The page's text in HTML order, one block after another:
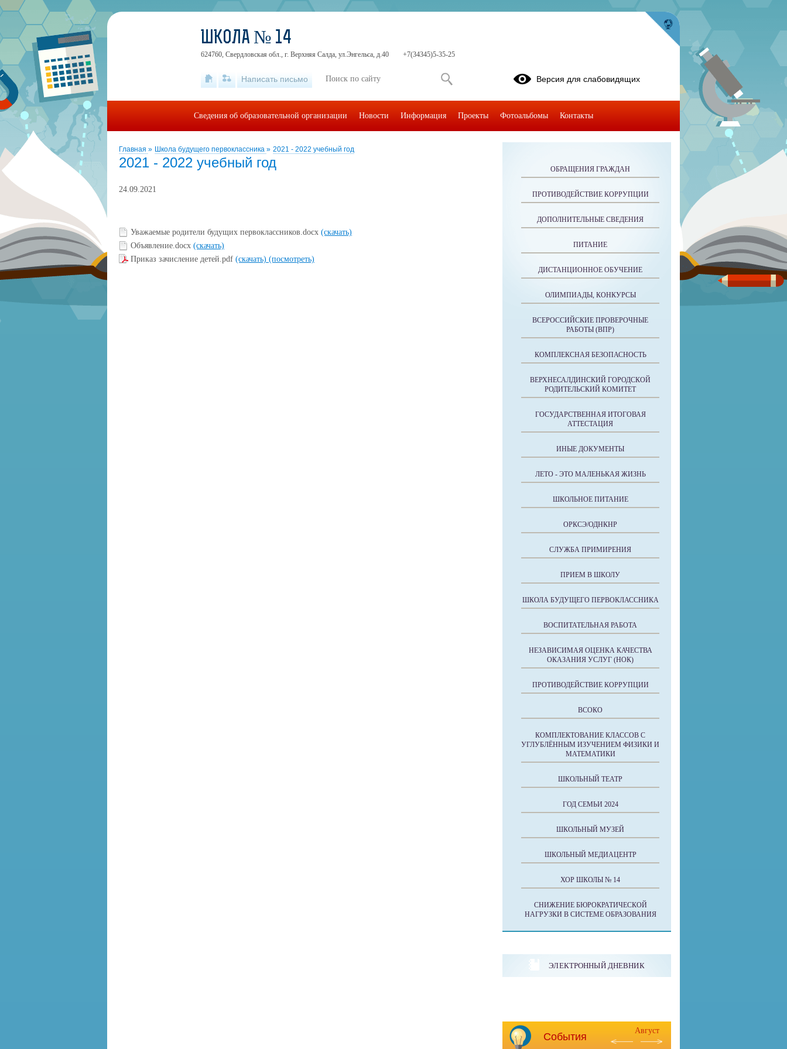
Главная » Школа будущего первоклассника » 2021 - 2022 учебный год
2021 - 2022 учебный год
24.09.2021
Уважаемые родители будущих первоклассников.docx (скачать)
Объявление.docx (скачать)
Приказ зачисление детей.pdf (скачать) (посмотреть)
ОБРАЩЕНИЯ ГРАЖДАН
ПРОТИВОДЕЙСТВИЕ КОРРУПЦИИ
ДОПОЛНИТЕЛЬНЫЕ СВЕДЕНИЯ
ПИТАНИЕ
ДИСТАНЦИОННОЕ ОБУЧЕНИЕ
ОЛИМПИАДЫ, КОНКУРСЫ
ВСЕРОССИЙСКИЕ ПРОВЕРОЧНЫЕ
РАБОТЫ (ВПР)
КОМПЛЕКСНАЯ БЕЗОПАСНОСТЬ
ВЕРХНЕСАЛДИНСКИЙ ГОРОДСКОЙ
РОДИТЕЛЬСКИЙ КОМИТЕТ
ГОСУДАРСТВЕННАЯ ИТОГОВАЯ
АТТЕСТАЦИЯ
ИНЫЕ ДОКУМЕНТЫ
ЛЕТО - ЭТО МАЛЕНЬКАЯ ЖИЗНЬ
ШКОЛЬНОЕ ПИТАНИЕ
ОРКСЭ/ОДНКНР
СЛУЖБА ПРИМИРЕНИЯ
ПРИЕМ В ШКОЛУ
ШКОЛА БУДУЩЕГО ПЕРВОКЛАССНИКА
ВОСПИТАТЕЛЬНАЯ РАБОТА
НЕЗАВИСИМАЯ ОЦЕНКА КАЧЕСТВА
ОКАЗАНИЯ УСЛУГ (НОК)
ПРОТИВОДЕЙСТВИЕ КОРРУПЦИИ
ВСОКО
КОМПЛЕКТОВАНИЕ КЛАССОВ С
УГЛУБЛЁННЫМ ИЗУЧЕНИЕМ ФИЗИКИ И
МАТЕМАТИКИ
ШКОЛЬНЫЙ ТЕАТР
ГОД СЕМЬИ 2024
ШКОЛЬНЫЙ МУЗЕЙ
ШКОЛЬНЫЙ МЕДИАЦЕНТР
ХОР ШКОЛЫ № 14
СНИЖЕНИЕ БЮРОКРАТИЧЕСКОЙ
НАГРУЗКИ В СИСТЕМЕ ОБРАЗОВАНИЯ
ЭЛЕКТРОННЫЙ ДНЕВНИК
События
Август
ШКОЛА № 14
624760, Свердловская обл., г. Верхняя Салда, ул.Энгельса, д.40 +7(34345)5-35-25
Написать письмо Версия для слабовидящих
Сведения об образовательной организации Новости Информация Проекты Фотоальбомы Контакты